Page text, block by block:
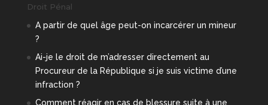
Droit Pénal
A partir de quel âge peut-on incarcérer un mineur
?
Ai-je le droit de m’adresser directement au
Procureur de la République si je suis victime d’une
infraction ?
Comment réagir en cas de blessure suite à une